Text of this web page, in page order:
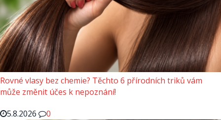
Rovné vlasy bez chemie? Těchto 6 přírodních triků vám
může změnit účes k nepoznání!
5.8.2026
0